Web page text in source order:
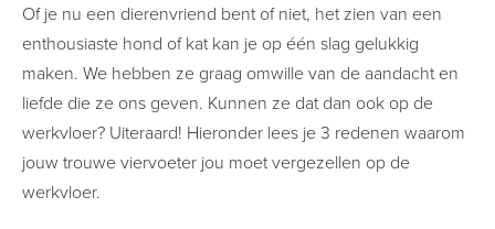
Of je nu een dierenvriend bent of niet, het zien van een
enthousiaste hond of kat kan je op één slag gelukkig
maken. We hebben ze graag omwille van de aandacht en
liefde die ze ons geven. Kunnen ze dat dan ook op de
werkvloer? Uiteraard! Hieronder lees je 3 redenen waarom
jouw trouwe viervoeter jou moet vergezellen op de
werkvloer.